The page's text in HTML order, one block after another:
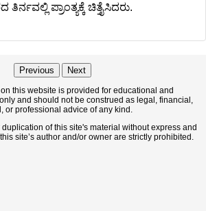
ಪ್ರಾಂತ್ಯಕ್ಕೆ ಚಿತ್ತೈಸಿದರು.
Previous Next
this website is provided for educational and
and should not be construed as legal, financial,
or professional advice of any kind.
of this site's material without express and
site’s author and/or owner are strictly prohibited.